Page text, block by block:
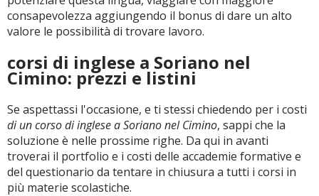
consapevolezza aggiungendo il bonus di dare un alto
valore le possibilità di trovare lavoro.
corsi di inglese a Soriano nel
Cimino: prezzi e listini
Se aspettassi l'occasione, e ti stessi chiedendo per i costi
di un corso di inglese a Soriano nel Cimino, sappi che la
soluzione è nelle prossime righe. Da qui in avanti
troverai il portfolio e i costi delle accademie formative e
del questionario da tentare in chiusura a tutti i corsi in
più materie scolastiche.